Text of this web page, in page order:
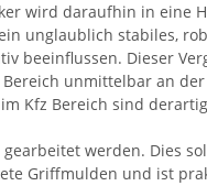
wird daraufhin in eine
unglaublich stabiles,
beeinflussen. Dieser
Bereich unmittelbar an
Kfz Bereich sind
werden. Dies
Griffmulden und ist